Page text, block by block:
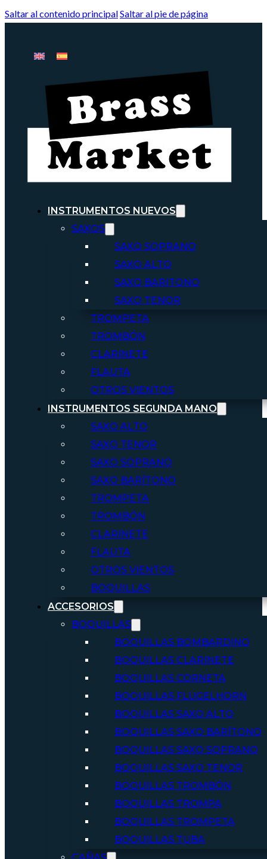
Saltar al contenido principalSaltar al pie de página
INSTRUMENTOS NUEVOS
SAXOS
SAXO SOPRANO
SAXO ALTO
SAXO BARITONO
SAXO TENOR
TROMPETA
TROMBÓN
CLARINETE
FLAUTA
OTROS VIENTOS
INSTRUMENTOS SEGUNDA MANO
SAXO ALTO
SAXO TENOR
SAXO SOPRANO
SAXO BARÍTONO
TROMPETA
TROMBÓN
CLARINETE
FLAUTA
OTROS VIENTOS
BOQUILLAS
ACCESORIOS
BOQUILLAS
BOQUILLAS BOMBARDINO
BOQUILLAS CLARINETE
BOQUILLAS CORNETA
BOQUILLAS FLUGELHORN
BOQUILLAS SAXO ALTO
BOQUILLAS SAXO BARÍTONO
BOQUILLAS SAXO SOPRANO
BOQUILLAS SAXO TENOR
BOQUILLAS TROMBÓN
BOQUILLAS TROMPA
BOQUILLAS TROMPETA
BOQUILLAS TUBA